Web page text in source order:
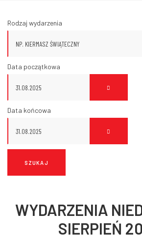
Rodzaj wydarzenia
Data początkowa
Data końcowa
WYDARZENIA
SIERPIEŃ